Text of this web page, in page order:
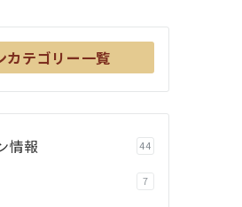
カテゴリー一覧
情報 44
7